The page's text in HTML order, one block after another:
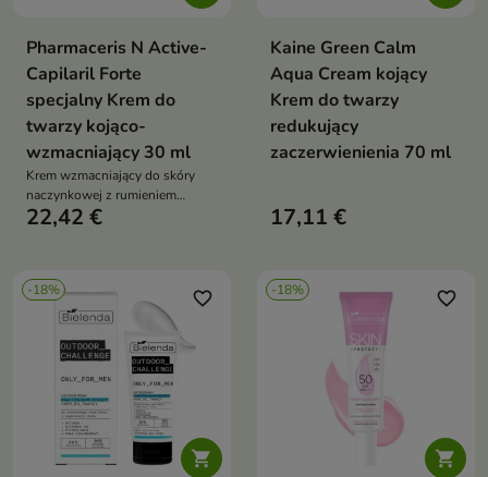
Pharmaceris N Active-
Capilaril Forte
specjalny Krem do
twarzy kojąco-
wzmacniający 30 ml
Krem wzmacniający do skóry
naczynkowej z rumieniem
redukuje zaczerwienienia,
22,42 €
Kaine Green Calm
Aqua Cream kojący
Krem do twarzy
redukujący
zaczerwienienia 70 ml
17,11 €
-18%

favorite_border -18%

favorite_border